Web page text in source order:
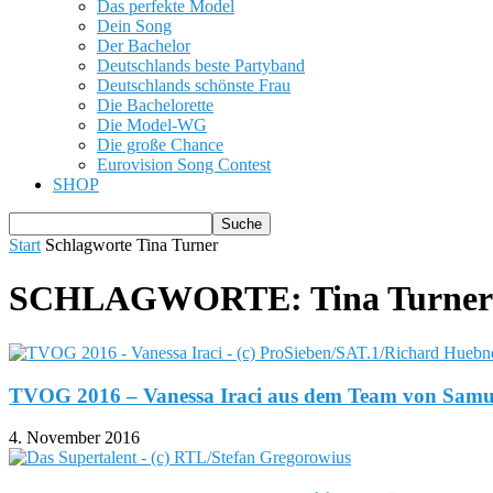
Das perfekte Model
Dein Song
Der Bachelor
Deutschlands beste Partyband
Deutschlands schönste Frau
Die Bachelorette
Die Model-WG
Die große Chance
Eurovision Song Contest
SHOP
Start Schlagworte Tina Turner
SCHLAGWORTE: Tina Turner
TVOG 2016 – Vanessa Iraci aus dem Team von
4. November 2016